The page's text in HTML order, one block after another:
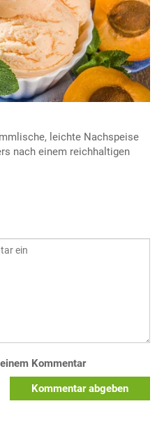
leichte Nachspeise
nach einem reichhaltigen
Kommentar
Kommentar abgeben